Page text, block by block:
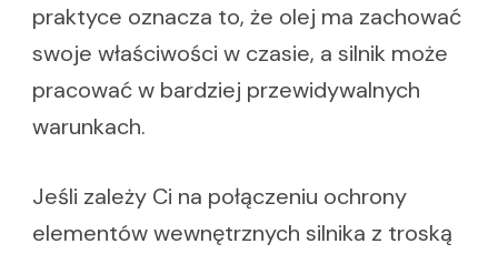
praktyce oznacza to, że olej ma zachować
swoje właściwości w czasie, a silnik może
pracować w bardziej przewidywalnych
warunkach.
Jeśli zależy Ci na połączeniu ochrony
elementów wewnętrznych silnika z troską